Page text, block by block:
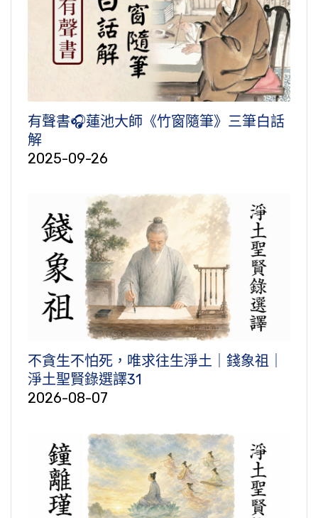
有聲書🎧蓮池大師《竹窗隨筆》三筆白話
解
2025-09-26
不貪生不怕死，唯求往生淨土｜錢象祖｜
淨土聖賢錄選譯31
2026-08-07